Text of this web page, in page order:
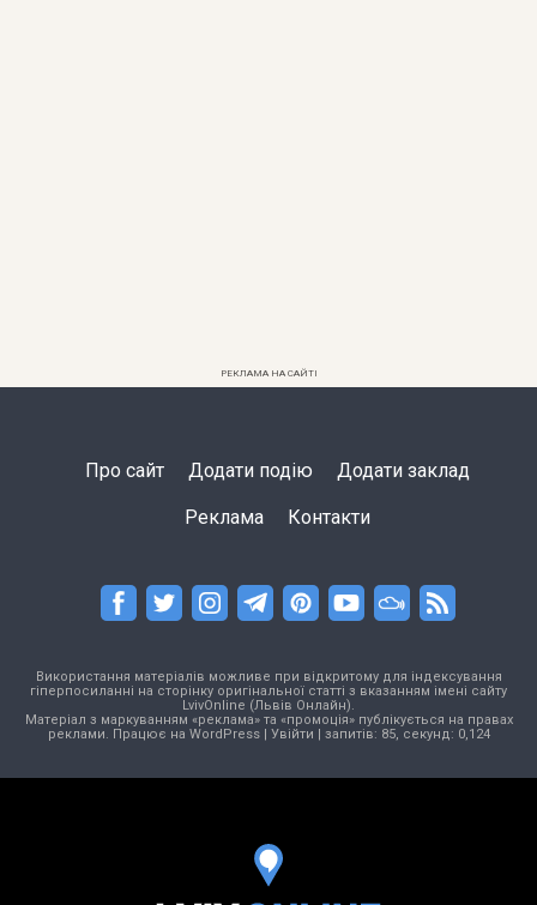
РЕКЛАМА НА САЙТІ
Про сайт Додати подію Додати заклад
Реклама Контакти
Використання матеріалів можливе при відкритому для індексування
гіперпосиланні на сторінку оригінальної статті з вказанням імені сайту
LvivOnline (Львів Онлайн).
Матеріал з маркуванням «реклама» та «промоція» публікується на правах
реклами. Працює на WordPress| Увійти | запитів: 85, секунд: 0,124